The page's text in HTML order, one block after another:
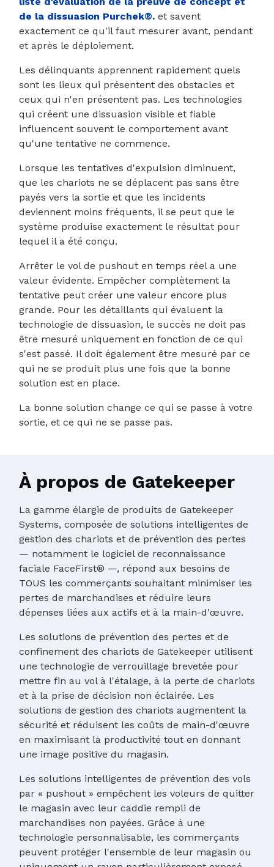
de la dissuasion Purchek®. et savent
exactement ce qu'il faut mesurer avant, pendant
et après le déploiement.
Les délinquants apprennent rapidement quels
sont les lieux qui présentent des obstacles et
ceux qui n'en présentent pas. Les technologies
qui créent une dissuasion visible et fiable
influencent souvent le comportement avant
qu'une tentative ne commence.
Lorsque les tentatives d'expulsion diminuent,
que les chariots ne se déplacent pas sans être
payés vers la sortie et que les incidents
deviennent moins fréquents, il se peut que le
système produise exactement le résultat pour
lequel il a été conçu.
Arrêter le vol de pushout en temps réel a une
valeur évidente. Empêcher complètement la
tentative peut créer une valeur encore plus
grande. Pour les détaillants qui évaluent la
technologie de dissuasion, le succès ne doit pas
être mesuré uniquement en fonction de ce qui
s'est passé. Il doit également être mesuré par ce
qui ne se produit plus une fois que la bonne
solution est en place.
La bonne solution change ce qui se passe à votre
sortie, et ce qui ne se passe pas.
À propos de Gatekeeper
La gamme élargie de produits de Gatekeeper
Systems, composée de solutions intelligentes de
gestion des chariots et de prévention des pertes
— notamment le logiciel de reconnaissance
faciale FaceFirst® —, répond aux besoins de
TOUS les commerçants souhaitant minimiser les
pertes de marchandises et réduire leurs
dépenses liées aux actifs et à la main-d'œuvre.
Les solutions de prévention des pertes et de
confinement des chariots de Gatekeeper utilisent
une technologie de verrouillage brevetée pour
mettre fin au vol à l'étalage, à la perte de chariots
et à la prise de décision non éclairée. Les
solutions de gestion des chariots augmentent la
sécurité et réduisent les coûts de main-d'œuvre
en maximisant la productivité tout en donnant
une image positive du magasin.
Les solutions intelligentes de prévention des vols
par « pushout » empêchent les voleurs de quitter
le magasin avec leur caddie rempli de
marchandises non payées. Grâce à une
technologie personnalisable, les commerçants
peuvent protéger l'ensemble de leur magasin ou